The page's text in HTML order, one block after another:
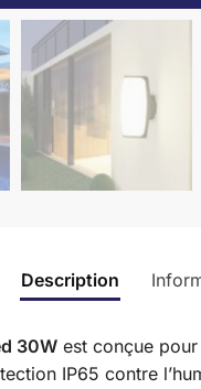
Description
30West conçue pour
IP65 contre